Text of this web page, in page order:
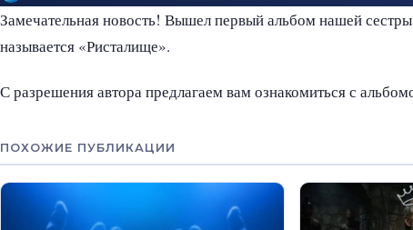
Замечательная новость! Вышел первый альбом нашей
называется «Ристалище».
С разрешения автора предлагаем вам ознакомиться с
ПОХОЖИЕ ПУБЛИКАЦИИ